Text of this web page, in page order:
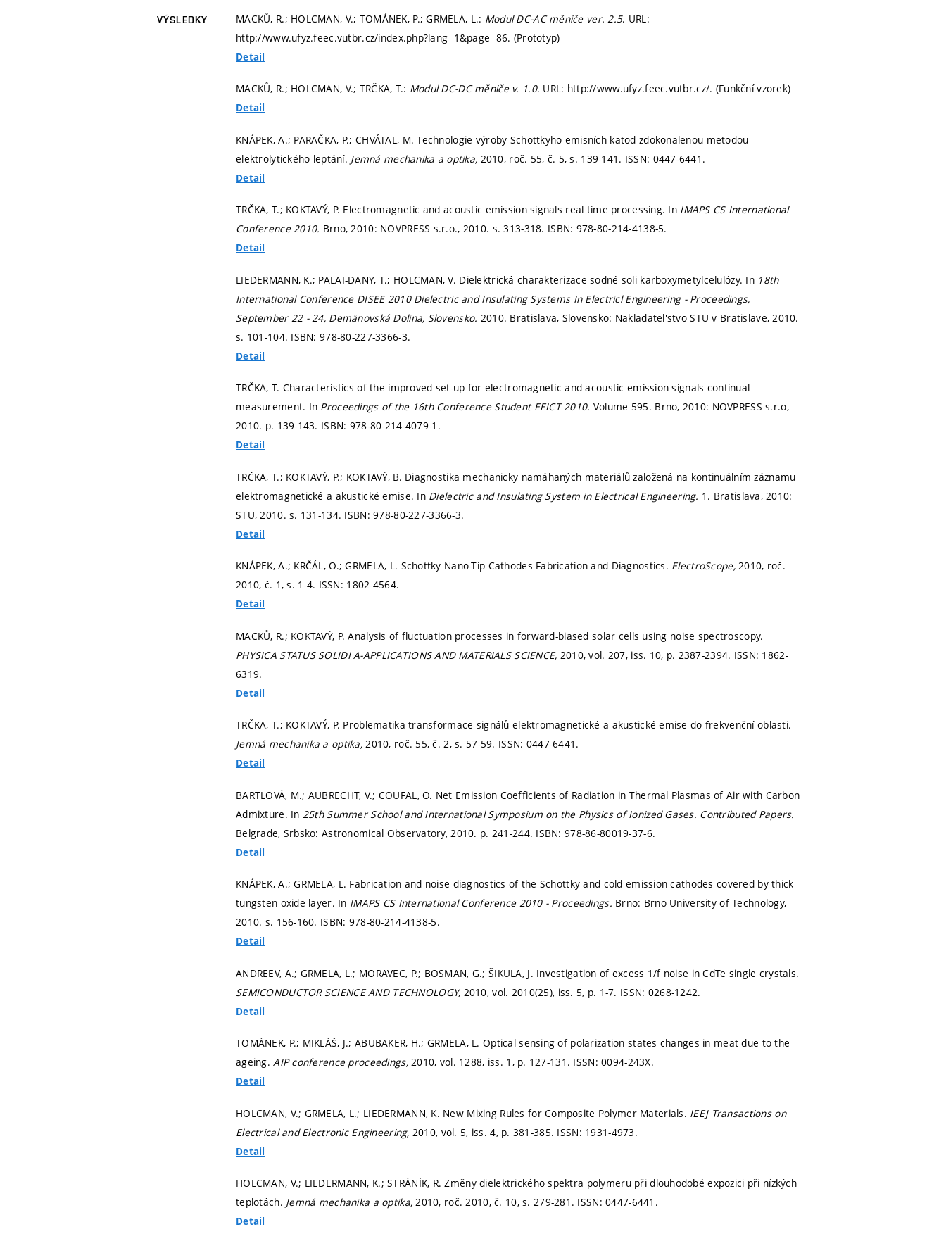
VÝSLEDKY MACKŮ, R.; HOLCMAN, V.; TOMÁNEK, P.; GRMELA, L.: Modul DC-AC měniče ver. 2.5. URL:
http://www.ufyz.feec.vutbr.cz/index.php?lang=1&page=86. (Prototyp)
Detail
MACKŮ, R.; HOLCMAN, V.; TRČKA, T.: Modul DC-DC měniče v. 1.0. URL: http://www.ufyz.feec.vutbr.cz/. (Funkční vzorek)
Detail
KNÁPEK, A.; PARAČKA, P.; CHVÁTAL, M. Technologie výroby Schottkyho emisních katod zdokonalenou metodou
elektrolytického leptání. Jemná mechanika a optika, 2010, roč. 55, č. 5,s. 139-141. ISSN: 0447-6441.
Detail
TRČKA, T.; KOKTAVÝ, P. Electromagnetic and acoustic emission signals real time processing. In IMAPS CS International
Conference 2010. Brno, 2010: NOVPRESS s.r.o., 2010. s. 313-318. ISBN: 978-80-214-4138-5.
Detail
LIEDERMANN, K.; PALAI-DANY, T.; HOLCMAN, V. Dielektrická charakterizace sodné soli karboxymetylcelulózy. In 18th
International Conference DISEE 2010 Dielectric and Insulating Systems In Electricl Engineering - Proceedings,
September 22 - 24, Demänovská Dolina, Slovensko. 2010. Bratislava, Slovensko: Nakladatel'stvo STU v Bratislave, 2010.
s. 101-104. ISBN: 978-80-227-3366-3.
Detail
TRČKA, T. Characteristics of the improved set-up for electromagnetic and acoustic emission signals continual
measurement. In Proceedings of the 16th Conference Student EEICT 2010. Volume 595. Brno, 2010: NOVPRESS s.r.o,
2010. p. 139-143. ISBN: 978-80-214-4079-1.
Detail
TRČKA, T.; KOKTAVÝ, P.; KOKTAVÝ, B. Diagnostika mechanicky namáhaných materiálů založená na kontinuálním záznamu
elektromagnetické a akustické emise. In Dielectric and Insulating System in Electrical Engineering. 1. Bratislava, 2010:
STU, 2010.s. 131-134. ISBN: 978-80-227-3366-3.
Detail
KNÁPEK, A.; KRČÁL, O.; GRMELA, L. Schottky Nano-Tip Cathodes Fabrication and Diagnostics. ElectroScope,2010, roč.
2010, č. 1,s. 1-4. ISSN: 1802-4564.
Detail
MACKŮ, R.; KOKTAVÝ, P. Analysis of fluctuation processes in forward-biased solar cells using noise spectroscopy.
PHYSICA STATUS SOLIDI A-APPLICATIONS AND MATERIALS SCIENCE, 2010, vol. 207, iss. 10, p. 2387-2394. ISSN: 1862-
6319.
Detail
TRČKA, T.; KOKTAVÝ, P. Problematika transformace signálů elektromagnetické a akustické emise do frekvenční oblasti.
Jemná mechanika a optika,2010, roč. 55, č. 2,s. 57-59. ISSN: 0447-6441.
Detail
BARTLOVÁ, M.; AUBRECHT, V.; COUFAL, O. Net Emission Coefficients of Radiation in Thermal Plasmas of Air with Carbon
Admixture. In 25th Summer School and International Symposium on the Physics of Ionized Gases. Contributed Papers.
Belgrade, Srbsko: Astronomical Observatory, 2010. p. 241-244. ISBN: 978-86-80019-37-6.
Detail
KNÁPEK, A.; GRMELA, L. Fabrication and noise diagnostics of the Schottky and cold emission cathodes covered by thick
tungsten oxide layer. In IMAPS CS International Conference 2010 - Proceedings. Brno: Brno University of Technology,
2010. s. 156-160. ISBN: 978-80-214-4138-5.
Detail
ANDREEV, A.; GRMELA, L.; MORAVEC, P.; BOSMAN, G.; ŠIKULA, J. Investigation of excess 1/f noise in CdTe single crystals.
SEMICONDUCTOR SCIENCE AND TECHNOLOGY, 2010, vol. 2010(25), iss. 5, p. 1-7. ISSN: 0268-1242.
Detail
TOMÁNEK, P.; MIKLÁŠ, J.; ABUBAKER, H.; GRMELA, L. Optical sensing of polarization states changes in meat due to the
ageing.AIP conference proceedings,2010, vol. 1288, iss. 1, p. 127-131. ISSN: 0094-243X.
Detail
HOLCMAN, V.; GRMELA, L.; LIEDERMANN, K. New Mixing Rules for Composite Polymer Materials. IEEJ Transactions on
Electrical and Electronic Engineering, 2010, vol. 5, iss. 4, p. 381-385. ISSN: 1931-4973.
Detail
HOLCMAN, V.; LIEDERMANN, K.; STRÁNÍK, R. Změny dielektrického spektra polymeru při dlouhodobé expozici při nízkých
teplotách. Jemná mechanika a optika,2010, roč. 2010, č. 10,s. 279-281. ISSN: 0447-6441.
Detail